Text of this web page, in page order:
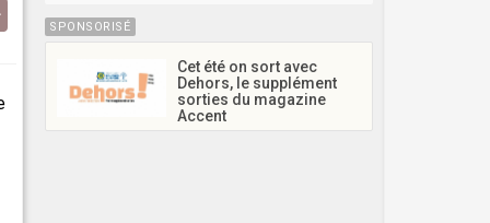
SPONSORISÉ
Cet été on sort avec
Dehors, le supplément
sorties du magazine
Accent